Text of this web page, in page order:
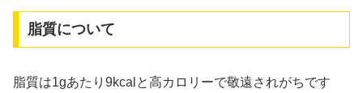
脂質について
脂質は1gあたり9kcalと高カロリーで敬遠されがちです